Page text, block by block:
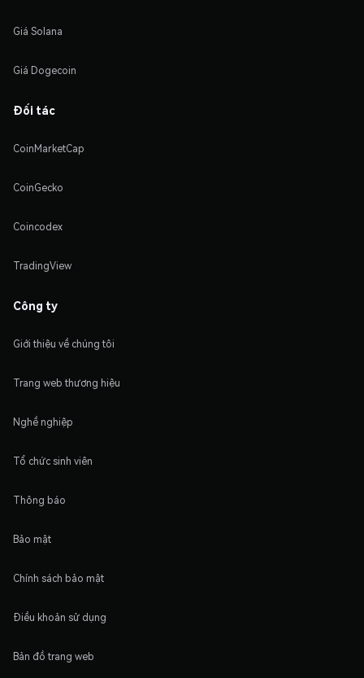
Giá Solana
Giá Dogecoin
Đối tác
CoinMarketCap
CoinGecko
Coincodex
TradingView
Công ty
Giới thiệu về chúng tôi
Trang web thương hiệu
Nghề nghiệp
Tổ chức sinh viên
Thông báo
Bảo mật
Chính sách bảo mật
Điều khoản sử dụng
Bản đồ trang web